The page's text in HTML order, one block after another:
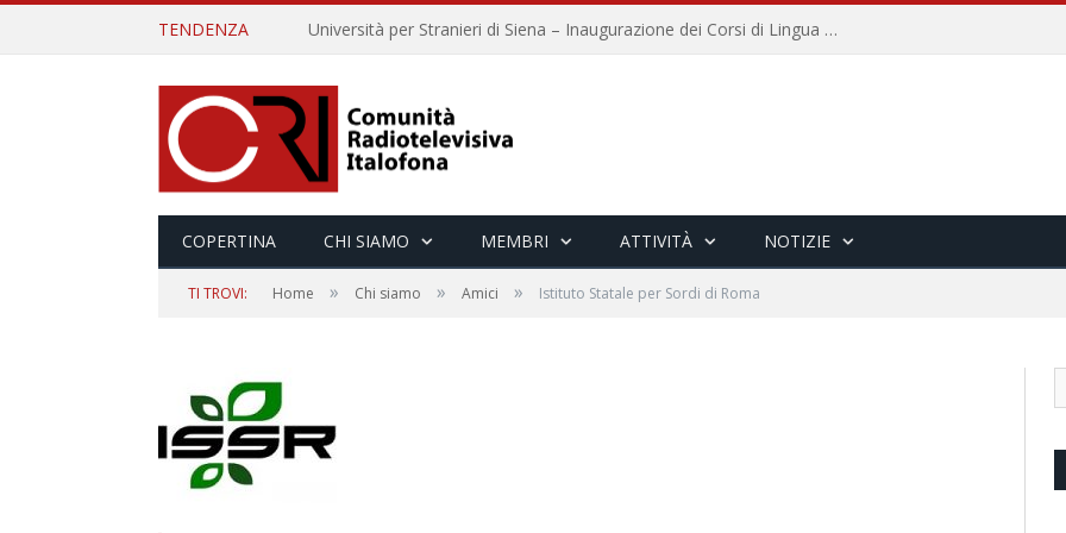
TENDENZA Università per Stranieri di Siena – Inaugurazione dei Corsi di Lingua e Cultura Italiana, 109a annata
COPERTINA CHI SIAMO MEMBRI ATTIVITÀ NOTIZIE
TI TROVI: Home » Chi siamo » Amici » Istituto Statale per Sordi di Roma